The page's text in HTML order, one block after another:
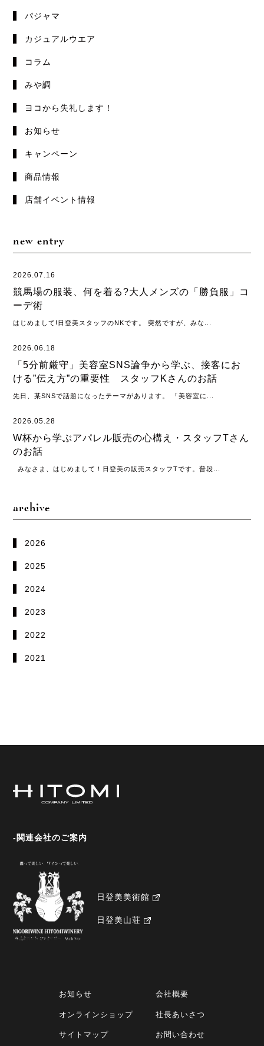
パジャマ
カジュアルウエア
コラム
みや調
ヨコから失礼します！
お知らせ
キャンペーン
商品情報
店舗イベント情報
new entry
2026.07.16
競馬場の服装、何を着る?大人メンズの「勝負服」コ
ーデ術
はじめまして!日登美スタッフのNKです。 突然ですが、みな...
2026.06.18
「5分前厳守」美容室SNS論争から学ぶ、接客にお
ける”伝え方”の重要性 スタッフKさんのお話
先日、某SNSで話題になったテーマがあります。 「美容室に...
2026.05.28
W杯から学ぶアパレル販売の心構え・スタッフTさん
のお話
みなさま、はじめまして！日登美の販売スタッフTです。普段...
archive
2026
2025
2024
2023
2022
2021
-関連会社のご案内
日登美美術館
日登美山荘
お知らせ
オンラインショップ
サイトマップ
会社概要
社長あいさつ
お問い合わせ